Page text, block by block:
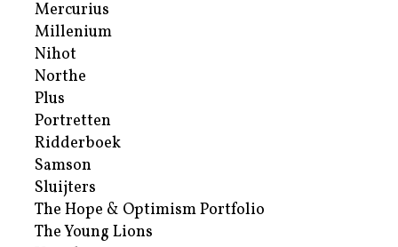
Mercurius
Millenium
Nihot
Northe
Plus
Portretten
Ridderboek
Samson
Sluijters
The Hope & Optimism Portfolio
The Young Lions